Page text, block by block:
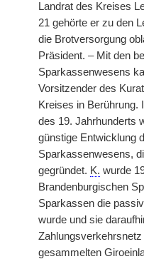
Landrat des Kreises
21 gehörte er zu den
die Brotversorgung
Präsident. – Mit den
Sparkassenwesens
Vorsitzender des
Kreises in Berührung.
des 19. Jahrhunderts
günstige Entwicklung
Sparkassenwesens,
gegründet. K. wurde
Brandenburgischen
Sparkassen die
wurde und sie
gesammelten